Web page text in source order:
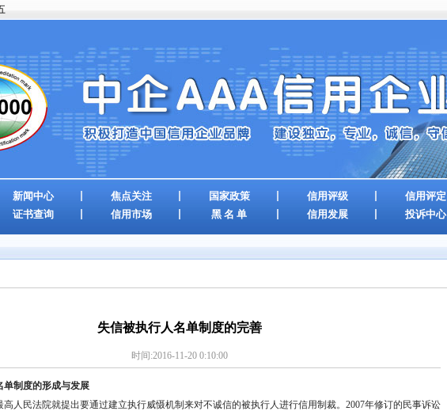
新闻中心 焦点关注 国家政策 信用评级 信用评定
证书查询 信用市场 黑 名 单 信用发展 投诉中心
失信被执行人名单制度的完善
时间:2016-11-20 0:10:00
单制度的形成与发展
民法院就提出要通过建立执行威慑机制来对不诚信的被执行人进行信用制裁。2007年修订的民事诉讼